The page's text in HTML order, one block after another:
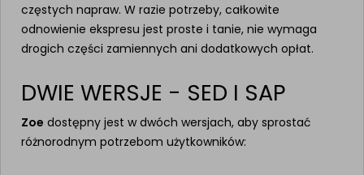
częstych napraw. W razie potrzeby, całkowite
odnowienie ekspresu jest proste i tanie, nie wymaga
drogich części zamiennych ani dodatkowych opłat.
DWIE WERSJE - SED I SAP
Zoe dostępny jest w dwóch wersjach, aby sprostać
różnorodnym potrzebom użytkowników: